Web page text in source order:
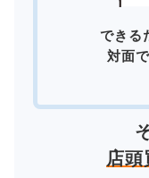
できる
対面
店頭